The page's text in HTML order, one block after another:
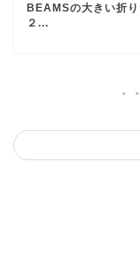
BEAMSの大きい折り
２...